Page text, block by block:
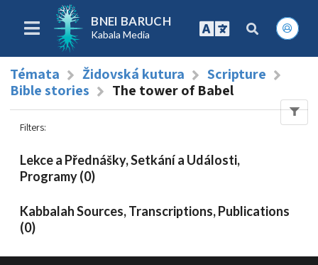
BNEI BARUCH
Kabala Media
Témata Židovská kutura
Scripture
Bible stories
The tower of Babel
Filters:
Lekce a Přednášky, Setkání a Události,
Programy (0)
Kabbalah Sources, Transcriptions, Publications
(0)